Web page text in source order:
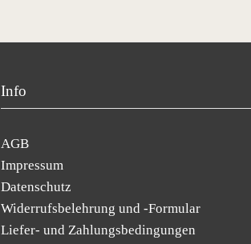
Info
AGB
Impressum
Datenschutz
Widerrufsbelehrung und -Formular
Liefer- und Zahlungsbedingungen